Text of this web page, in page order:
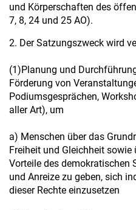
und Körperschaften des
7, 8, 24 und 25 AO).
2. Der Satzungszweck wird
(1)Planung und
Förderung von
Podiumsgesprächen,
aller Art), um
a) Menschen über das
Freiheit und Gleichheit sowie
Vorteile des demokratischen
und Anreize zu geben, sich
dieser Rechte einzusetzen